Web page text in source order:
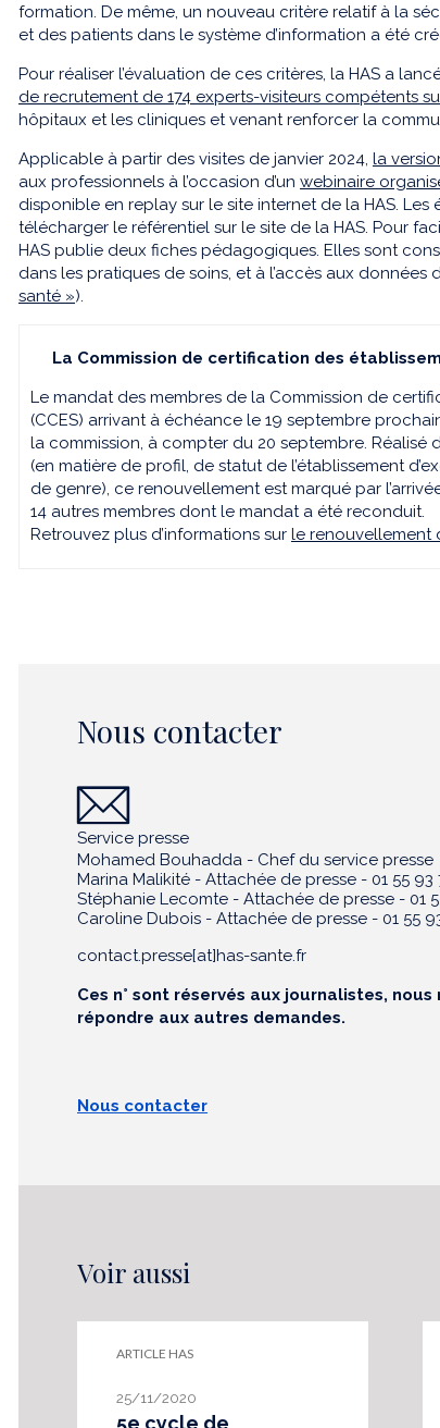
formation. De même, un nouveau critère relatif à la
et des patients dans le système d’information a été
Pour réaliser l’évaluation de ces critères, la HAS a
de recrutement de 174 experts-visiteurs compétents
hôpitaux et les cliniques et venant renforcer la
Applicable à partir des visites de janvier 2024, la
aux professionnels à l’occasion d’un webinaire
disponible en replay sur le site internet de la HAS.
télécharger le référentiel sur le site de la HAS. Pour
HAS publie deux fiches pédagogiques. Elles sont
dans les pratiques de soins, et à l’accès aux données
santé »).
La Commission de certification des
Le mandat des membres de la Commission de
(CCES) arrivant à échéance le 19 septembre
la commission, à compter du 20 septembre.
(en matière de profil, de statut de l’établissement
de genre), ce renouvellement est marqué par
14 autres membres dont le mandat a été reconduit.
Retrouvez plus d’informations sur le renouvellement
Nous contacter
Service presse
Mohamed Bouhadda - Chef du service presse
Marina Malikité - Attachée de presse - 01 55 93
Stéphanie Lecomte - Attachée de presse - 01
Caroline Dubois - Attachée de presse - 01 55
contact.presse[at]has-sante.fr
Ces n° sont réservés aux journalistes,
répondre aux autres demandes.
Nous contacter
Voir aussi
ARTICLE HAS
25/11/2020
5e cycle de